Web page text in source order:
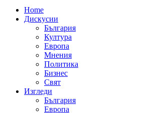
Home
Дискусии
България
Култура
Европа
Мнения
Политика
Бизнес
Свят
Изгледи
България
Европа